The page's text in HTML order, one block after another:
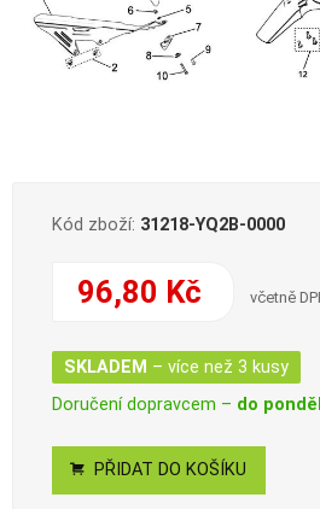
Kód zboží: 31218-YQ2B-0000
96,80 Kč včetně
SKLADEM – více než 3 kusy
Doručení dopravcem – do
PŘIDAT DO KOŠÍKU